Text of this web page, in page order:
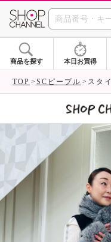
商品を探す 本日お買得
TOP SCピープル スタ